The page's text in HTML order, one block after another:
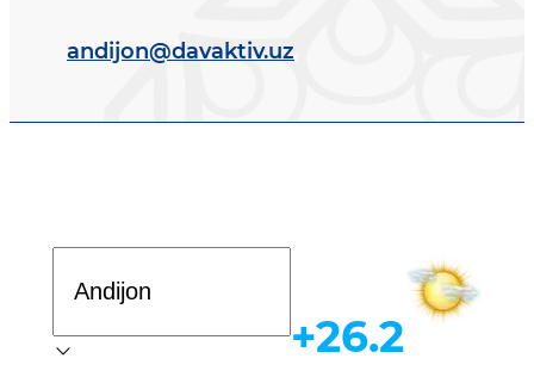
andijon@davaktiv.uz
Ob-havo
+26.2